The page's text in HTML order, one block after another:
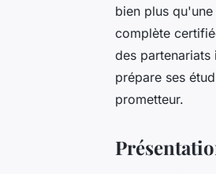
bien plus
complète
des partenariats
prépare ses
prometteur.